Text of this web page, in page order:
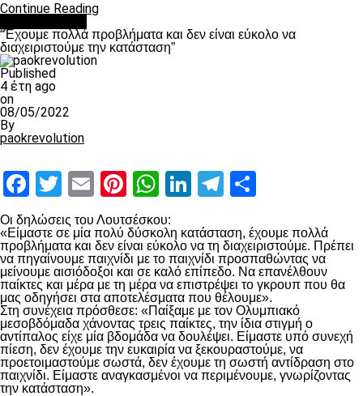
Continue Reading
“Έχουμε πολλά προβλήματα και δεν είναι εύκολο να
διαχειριστούμε την κατάσταση”
Published
4 έτη ago
on
08/05/2022
By
paokrevolution
Facebook
Twitter
EmailPinterest
WhatsApp
LinkedIn
Telegram
Οι δηλώσεις του Λουτσέσκου:
«Είμαστε σε μία πολύ δύσκολη κατάσταση, έχουμε πολλά
προβλήματα και δεν είναι εύκολο να τη διαχειριστούμε. Πρέπει
να πηγαίνουμε παιχνίδι με το παιχνίδι προσπαθώντας να
μείνουμε αισιόδοξοι και σε καλό επίπεδο. Να επανέλθουν
παίκτες και μέρα με τη μέρα να επιστρέψει το γκρουπ που θα
μας οδηγήσει στα αποτελέσματα που θέλουμε».
Στη συνέχεια πρόσθεσε: «Παίξαμε με τον Ολυμπιακό
μεσοβδόμαδα χάνοντας τρεις παίκτες, την ίδια στιγμή ο
αντίπαλος είχε μία βδομάδα να δουλέψει. Είμαστε υπό συνεχή
πίεση, δεν έχουμε την ευκαιρία να ξεκουραστούμε, να
προετοιμαστούμε σωστά, δεν έχουμε τη σωστή αντίδραση στο
παιχνίδι. Είμαστε αναγκασμένοι να περιμένουμε, γνωρίζοντας
την κατάσταση».